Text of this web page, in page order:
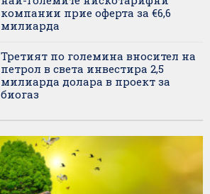
компании прие оферта за €6,6
милиарда
Третият по големина вносител на
петрол в света инвестира 2,5
милиарда долара в проект за
биогаз